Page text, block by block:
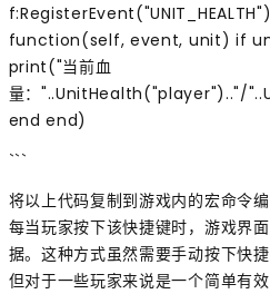
function(self, event, unit) if
print("当前血
量："..UnitHealth("player").."/
end end)
```
将以上代码复制到游戏内的宏命令
每当玩家按下该快捷键时，游戏界
据。这种方式虽然需要手动按下快
但对于一些玩家来说是一个简单有效